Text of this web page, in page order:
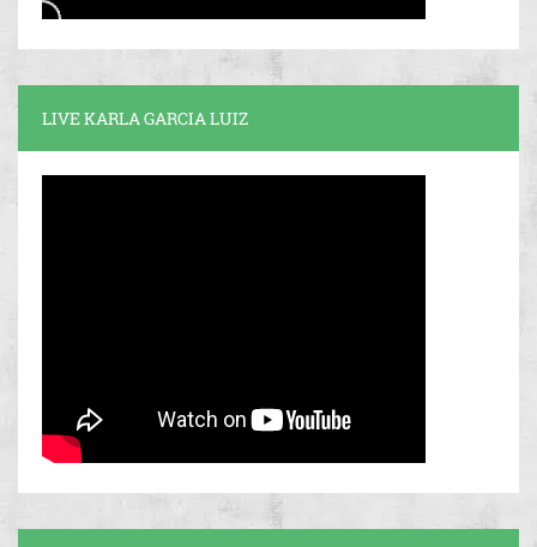
LIVE KARLA GARCIA LUIZ